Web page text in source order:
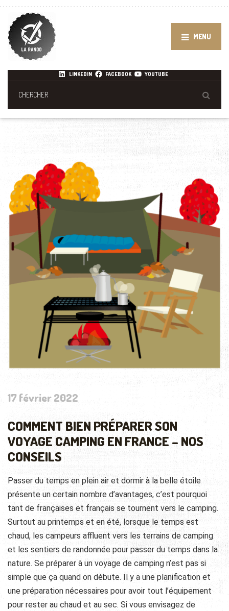
MENU
LINKEDIN FACEBOOK YOUTUBE
17 février 2022
COMMENT BIEN PRÉPARER SON
VOYAGE CAMPING EN FRANCE – NOS
CONSEILS
Passer du temps en plein air et dormir à la belle étoile
présente un certain nombre d’avantages, c’est pourquoi
tant de françaises et français se tournent vers le camping.
Surtout au printemps et en été, lorsque le temps est
chaud, les campeurs affluent vers les terrains de camping
et les sentiers de randonnée pour passer du temps dans la
nature. Se préparer à un voyage de camping n’est pas si
simple que ça quand on débute. Il y a une planification et
une préparation nécessaires pour avoir tout l’équipement
pour rester au chaud et au sec. Si vous envisagez de